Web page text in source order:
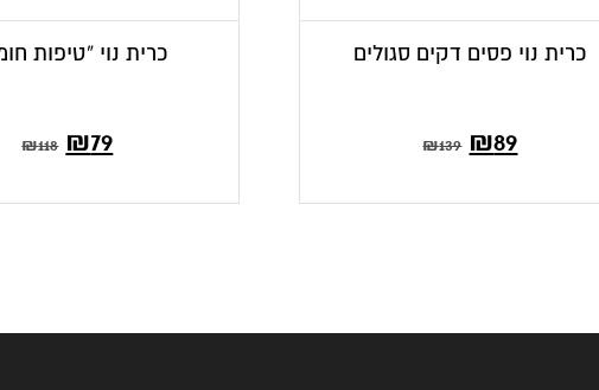
כרית נוי פסים דקים סגולים
₪139 ₪89
כרית נוי “טיפות
₪118 ₪79